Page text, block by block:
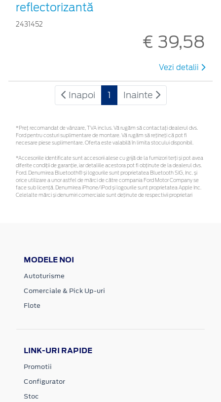
reflectorizantă
2431452
€ 39,58
Vezi detalii
Inapoi 1 Inainte
*Preţ recomandat de vânzare, TVA inclus. Vă rugăm să contactaţi dealerul dvs.
Ford pentru costuri suplimentare de montare. Vă rugăm să rețineți că pot fi
necesare piese suplimentare. Oferta este valabilă în limita stocului disponibil.
*Accesoriile identificate sunt accesorii alese cu grijă de la furnizori terți și pot avea
diferite condiții de garanție, iar detaliile acestora pot fi obținute de la dealerul dvs.
Ford. Denumirea Bluetooth® și logourile sunt proprietatea Bluetooth SIG, Inc. și
orice utilizare a unor astfel de mărci de către compania Ford Motor Company se
face sub licență. Denumirea iPhone/iPod și logourile sunt proprietatea Apple Inc.
Celelalte mărci și denumiri comerciale sunt deținute de respectivii proprietari
MODELE NOI
Autoturisme
Comerciale & Pick Up-uri
Flote
LINK-URI RAPIDE
Promotii
Configurator
Stoc